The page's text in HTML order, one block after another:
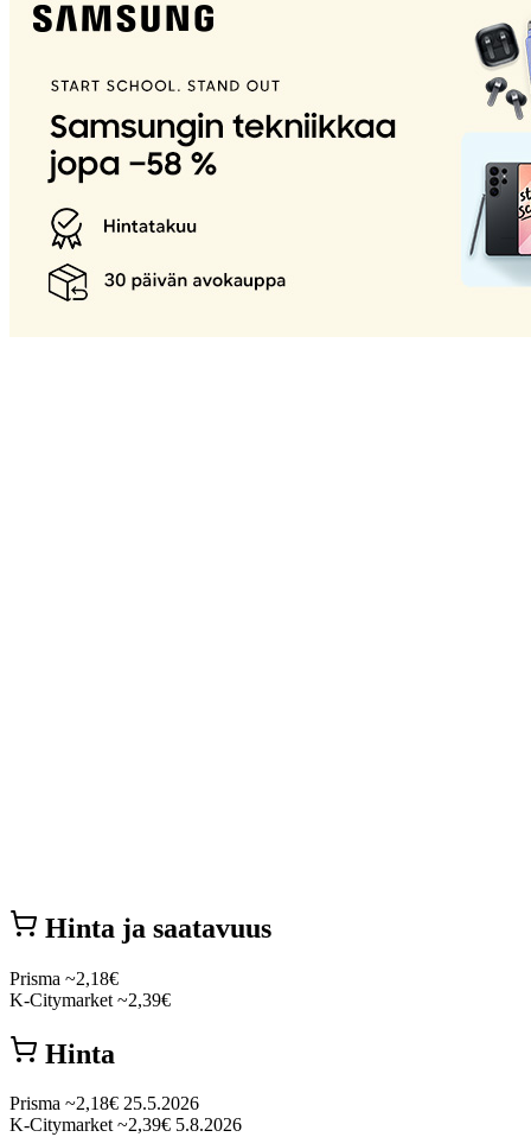
Hinta ja saatavuus
Prisma ~2,18€
K-Citymarket ~2,39€
Hinta
Prisma ~2,18€ 25.5.2026
K-Citymarket ~2,39€ 5.8.2026